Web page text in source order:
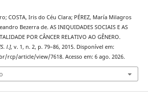
COSTA, Iris do Céu Clara; PÉREZ, María Milagros
Bezerra de. AS INIQUIDADES SOCIAIS E AS
POR CÂNCER RELATIVO AO GÊNERO.
l.], v. 1, n. 2, p. 79–86, 2015. Disponível em:
rcp/article/view/7618. Acesso em: 6 ago. 2026.